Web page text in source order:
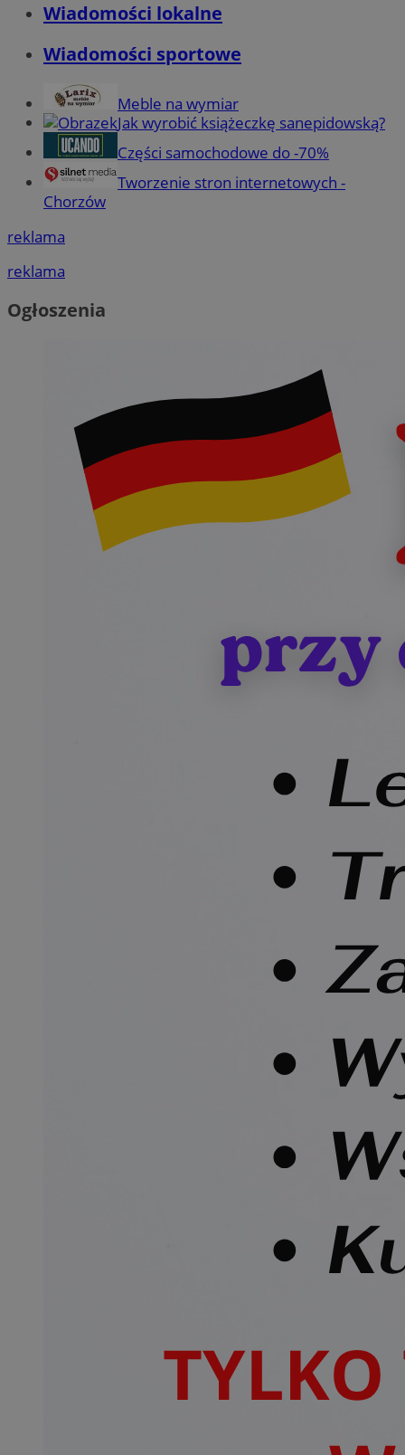
Wiadomości lokalne
Wiadomości sportowe
Meble na wymiar
Jak wyrobić książeczkę sanepidowską?
Części samochodowe do -70%
Tworzenie stron internetowych -
Chorzów
reklama
reklama
Ogłoszenia